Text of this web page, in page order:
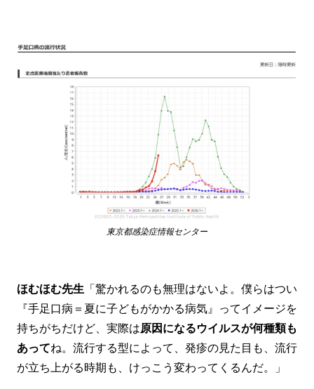
東京都感染症情報センター
ほむほむ先生 「驚かれるのも無理はないよ。僕らはつい
『手足口病＝夏に子どもがかかる病気』ってイメージを
持ちがちだけど、実際は原因になるウイルスが何種類も
あってね。流行する型によって、発疹の見た目も、流行
が立ち上がる時期も、けっこう変わってくるんだ。」